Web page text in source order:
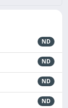
ND
ND
ND
ND